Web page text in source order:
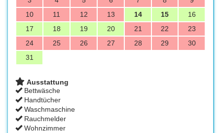
10
11 12 13 14 15
16
17
18 19 20 21 22
23
24
25 26 27 28 29
30
31
Ausstattung
Bettwäsche
Handtücher
Waschmaschine
Rauchmelder
Wohnzimmer